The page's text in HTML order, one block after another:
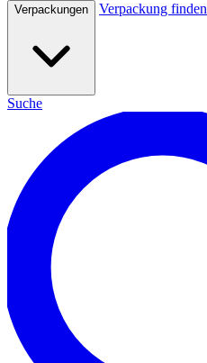
Verpackungen Verpackung finden
Suche